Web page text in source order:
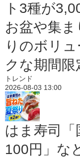
ト3種が
お盆や集
りのボリ
クな期間
トレンド
2026-08-03 13:00
はま寿司
100円」な